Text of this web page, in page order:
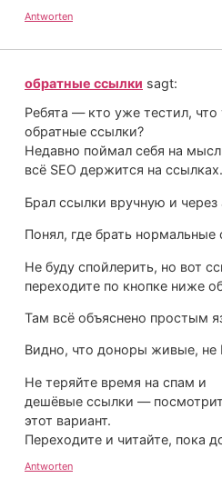
Antworten
обратные ссылки sagt:
Ребята — кто уже тестил, что
обратные ссылки?
Недавно поймал себя на
всё SEO держится на ссылках.
Брал ссылки вручную и через
Понял, где брать нормальные
Не буду спойлерить, но вот
переходите по кнопке ниже
Там всё объяснено простым
Видно, что доноры живые, не
Не теряйте время на спам и
дешёвые ссылки —
этот вариант.
Переходите и читайте, пока
Antworten